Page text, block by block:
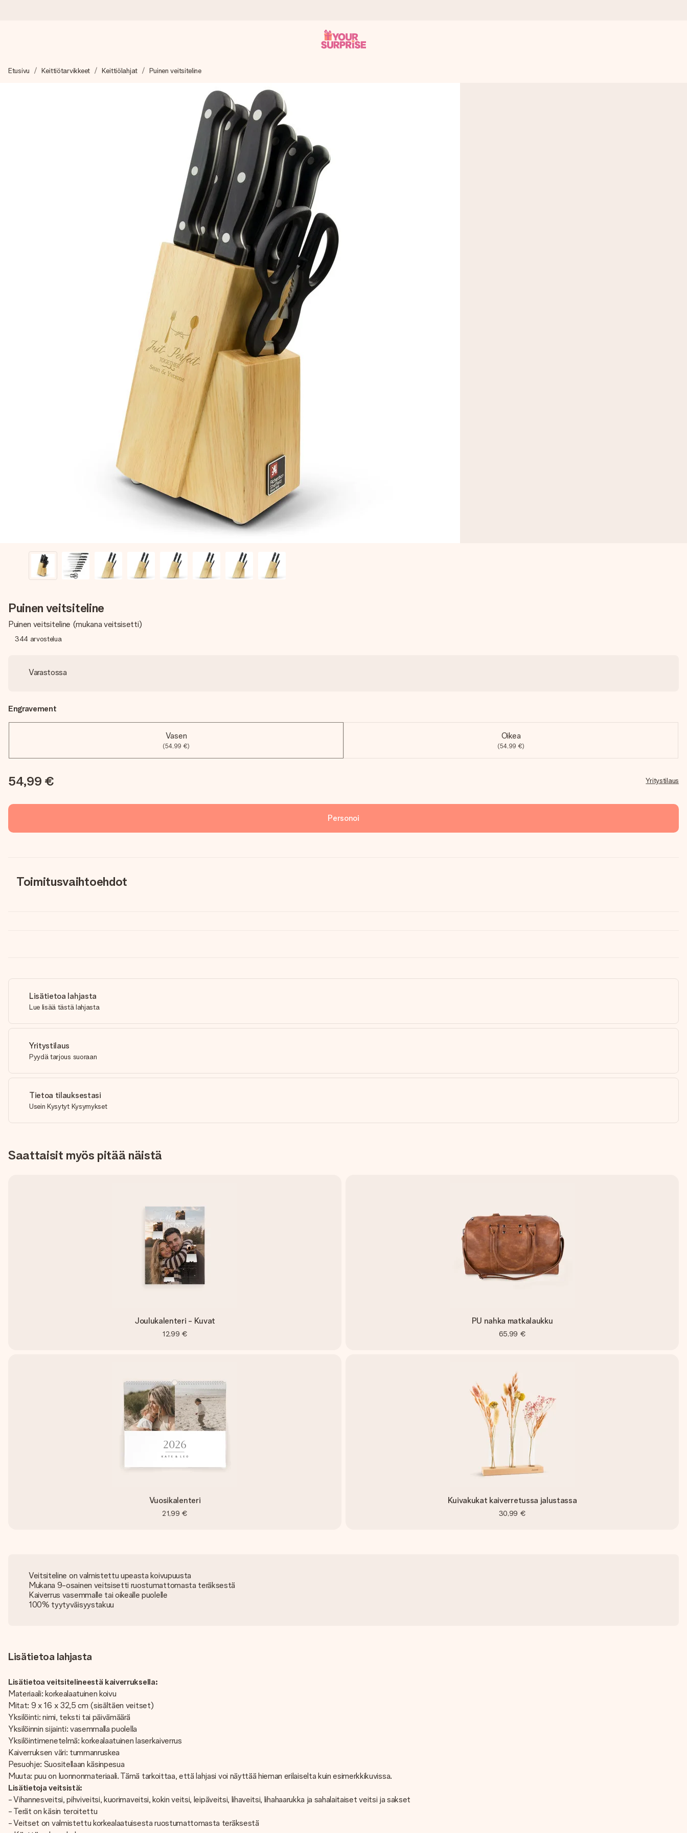
Valmistamme lahjasi huolella ja lähetämme sen hetkessä, jotta voit antaa sen juuri oikeaan aikaan, kun sillä on eniten
Lahjamme inspiroivat. Asiakkaiden arvosana on 4,8 Google Reviewsissä.
Tilaa tänään – personoitu lahja valmistuu ja lähtee matkaan nopeammin kuin ehdit sanoa “yllätys!”
Etusivu Keittiötarvikkeet Keittiölahjat Puinen veitsiteline
Puinen veitsiteline
Puinen veitsiteline (mukana veitsisetti)
344 arvostelua
Varastossa
Engravement
Vasen
(54,99 €)
Oikea
(54,99 €)
54,99 € Yritystilaus
Personoi
Toimitusvaihtoehdot
Lisätietoa lahjasta
Lue lisää tästä lahjasta
Yritystilaus
Pyydä tarjous suoraan
Tietoa tilauksestasi
Usein Kysytyt Kysymykset
Saattaisit myös pitää näistä
Joulukalenteri - Kuvat
12,99 €
PU nahka matkalaukku
65,99 €
Vuosikalenteri
21,99 €
Kuivakukat kaiverretussa jalustassa
30,99 €
Veitsiteline on valmistettu upeasta koivupuusta
Mukana 9-osainen veitsisetti ruostumattomasta teräksestä
Kaiverrus vasemmalle tai oikealle puolelle
100% tyytyväisyystakuu
Lisätietoa lahjasta
Lisätietoa veitsitelineestä kaiverruksella:
Materiaali: korkealaatuinen koivu
Mitat: 9 x 16 x 32,5 cm (sisältäen veitset)
Yksilöinti: nimi, teksti tai päivämäärä
Yksilöinnin sijainti: vasemmalla puolella
Yksilöintimenetelmä: korkealaatuinen laserkaiverrus
Kaiverruksen väri: tummanruskea
Pesuohje: Suositellaan käsinpesua
Muuta: puu on luonnonmateriaali. Tämä tarkoittaa, että lahjasi voi näyttää hieman erilaiselta kuin esimerkkikuvissa.
Lisätietoja veitsistä:
- Vihannesveitsi, pihviveitsi, kuorimaveitsi, kokin veitsi, leipäveitsi, lihaveitsi, lihahaarukka ja sahalaitaiset veitsi ja sakset
- Terät on käsin teroitettu
- Veitset on valmistettu korkealaatuisesta ruostumattomasta teräksestä